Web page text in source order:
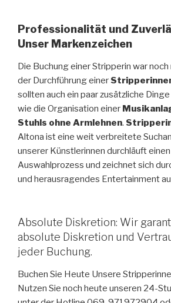
Professionalität und
Unser Markenzeichen
Die Buchung einer Stripperin war noch
der Durchführung einer
sollten auch ein paar zusätzliche
wie die Organisation einer
Stuhls ohne Armlehnen.
Altona ist eine weit verbreitete
unserer Künstlerinnen durchläuft
Auswahlprozess und zeichnet sich
und herausragendes Entertainment
Absolute Diskretion: Wir
absolute Diskretion und
jeder Buchung.
Buchen Sie Heute Unsere
Nutzen Sie noch heute unseren 24-